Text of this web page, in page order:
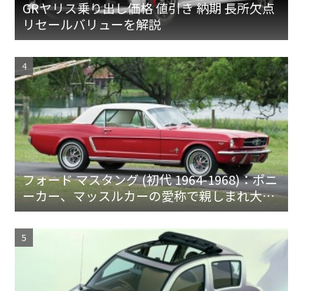
GRヤリス乗り出し価格 値引き 納期 長所欠点
リセールバリューを解説
フォード マスタング (初代 1964-1968)：ポニ
ーカー、マッスルカーの愛称で親しまれ大ヒ
ット